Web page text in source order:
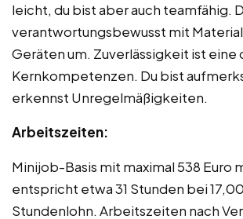
leicht, du bist aber auch teamfähig.
verantwortungsbewusst mit
Geräten um. Zuverlässigkeit ist eine
Kernkompetenzen. Du bist
erkennst Unregelmäßigkeiten.
Arbeitszeiten:
Minijob-Basis mit maximal 538 Euro
entspricht etwa 31 Stunden bei
Stundenlohn. Arbeitszeiten nach